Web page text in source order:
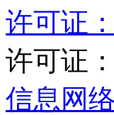
许可证
许可证
信息网